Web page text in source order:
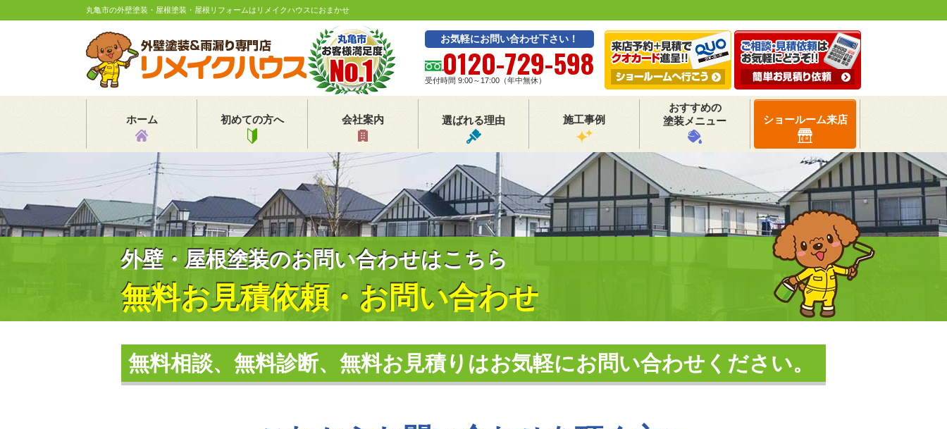
丸亀市の外壁塗装・屋根塗装・屋根リフォームはリメイクハウスにおまかせ
お気軽にお問い合わせ下さい！
0120-729-598
受付時間 9:00～17:00（年中無休）
ホーム 初めての方へ 会社案内 選ばれる理由 施工事例
おすすめの
塗装メニュー
ショールーム来店
外壁・屋根塗装のお問い合わせはこちら
無料お見積依頼・お問い合わせ
無料相談、無料診断、無料お見積りはお気軽にお問い合わせください。